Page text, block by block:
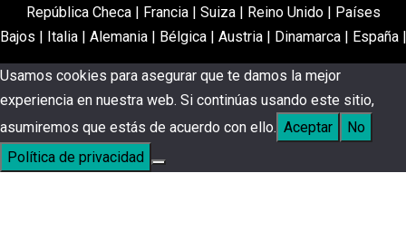
República Checa| Francia| Suiza| Reino Unido| Países
Bajos | Italia | Alemania | Bélgica | Austria | Dinamarca | España
Usamos cookies para asegurar que te damos la mejor
experiencia en nuestra web. Si continúas usando este sitio,
asumiremos que estás de acuerdo con ello. Aceptar
No
Política de privacidad